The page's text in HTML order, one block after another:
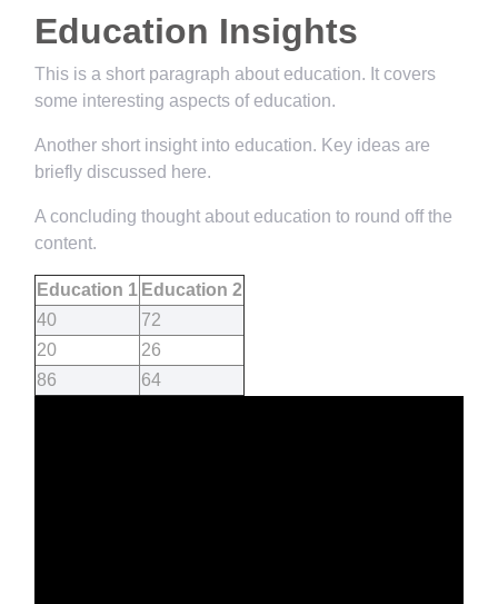
Education Insights
This is a short paragraph about education. It covers
some interesting aspects of education.
Another short insight into education. Key ideas are
briefly discussed here.
A concluding thought about education to round off the
content.
Education 1 Education 2
40
72
20
26
86
64